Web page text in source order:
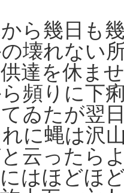
ら幾日も
壊れない
達を休ま
頻りに下
ゐたが翌
に蝿は沢
云ったら
はほどほ